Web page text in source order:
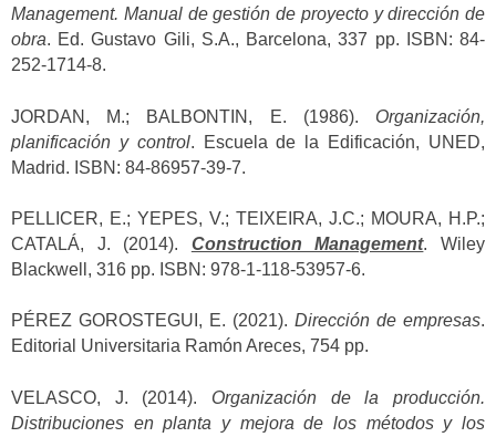
Management. Manual de gestión de proyecto y dirección de
obra. Ed. Gustavo Gili, S.A., Barcelona, 337 pp. ISBN: 84-
252-1714-8.
JORDAN, M.; BALBONTIN, E. (1986). Organización,
planificación y control. Escuela de la Edificación, UNED,
Madrid. ISBN: 84-86957-39-7.
PELLICER, E.; YEPES, V.; TEIXEIRA, J.C.; MOURA, H.P.;
CATALÁ, J. (2014). Construction Management. Wiley
Blackwell, 316 pp. ISBN: 978-1-118-53957-6.
PÉREZ GOROSTEGUI, E. (2021). Dirección de empresas.
Editorial Universitaria Ramón Areces, 754 pp.
VELASCO, J. (2014). Organización de la producción.
Distribuciones en planta y mejora de los métodos y los